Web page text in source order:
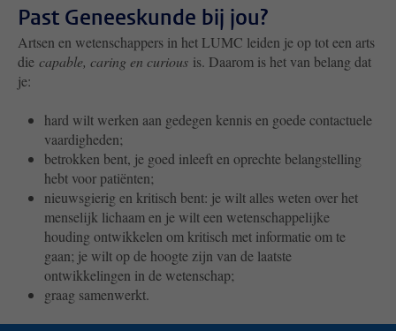
Past Geneeskunde bij jou?
Artsen en wetenschappers in het LUMC leiden je op tot een arts
die capable, caring en curious is. Daarom is het van belang dat
je:
hard wilt werken aan gedegen kennis en goede contactuele
vaardigheden;
betrokken bent, je goed inleeft en oprechte belangstelling
hebt voor patiënten;
nieuwsgierig en kritisch bent: je wilt alles weten over het
menselijk lichaam en je wilt een wetenschappelijke
houding ontwikkelen om kritisch met informatie om te
gaan; je wilt op de hoogte zijn van de laatste
ontwikkelingen in de wetenschap;
graag samenwerkt.